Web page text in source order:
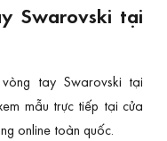
Swarovski tại
tay Swarovski tại
mẫu trực tiếp tại cửa
online toàn quốc.